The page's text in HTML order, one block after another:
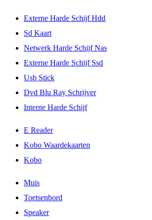
Externe Harde Schijf Hdd
Sd Kaart
Netwerk Harde Schijf Nas
Externe Harde Schijf Ssd
Usb Stick
Dvd Blu Ray Schrijver
Interne Harde Schijf
E Reader
Kobo Waardekaarten
Kobo
Muis
Toetsenbord
Speaker